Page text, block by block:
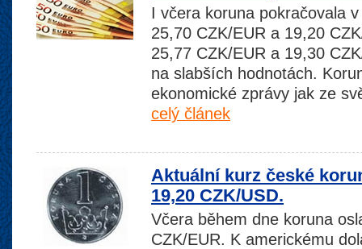
I včera koruna pokračovala
25,70 CZK/EUR a 19,20
25,77 CZK/EUR a 19,30
na slabších hodnotách.
ekonomické zprávy jak ze
celý článek
Aktuální kurz české
19,20 CZK/USD.
Včera během dne koruna
CZK/EUR. K americkému